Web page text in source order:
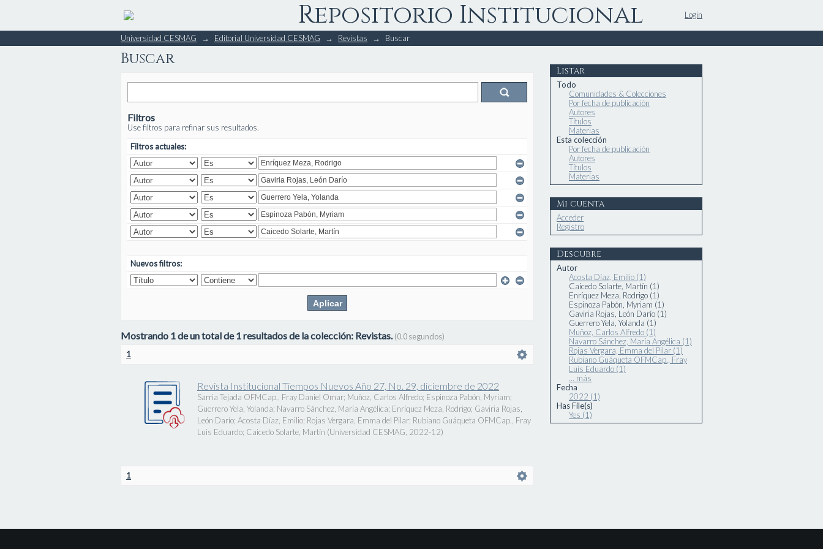
Repositorio Institucional
Buscar
Login
Universidad CESMAG → Editorial Universidad CESMAG → Revistas → Buscar
Buscar
Filtros
Use filtros para refinar sus resultados.
Filtros actuales:
Nuevos filtros:
Mostrando 1 de un total de 1 resultados de la colección: Revistas.(0.0 segundos)
1
Revista Institucional Tiempos Nuevos Año 27, No. 29, diciembre de 2022
Sarria Tejada OFMCap., Fray Daniel Omar; Muñoz, Carlos Alfredo; Espinoza Pabón, Myriam;
Guerrero Yela, Yolanda; Navarro Sánchez, María Angélica; Enríquez Meza, Rodrigo; Gaviria Rojas,
León Darío; Acosta Díaz, Emilio; Rojas Vergara, Emma del Pilar; Rubiano Guáqueta OFMCap., Fray
Luis Eduardo; Caicedo Solarte, Martín (Universidad CESMAG 2022-12)
1
Listar
Todo
Comunidades & Colecciones
Por fecha de publicación
Autores
Títulos
Materias
Esta colección
Por fecha de publicación
Autores
Títulos
Materias
Mi cuenta
Acceder
Registro
Descubre
Autor
Acosta Díaz, Emilio (1)
Caicedo Solarte, Martín (1)
Enríquez Meza, Rodrigo (1)
Espinoza Pabón, Myriam (1)
Gaviria Rojas, León Darío (1)
Guerrero Yela, Yolanda (1)
Muñoz, Carlos Alfredo (1)
Navarro Sánchez, María Angélica (1)
Rojas Vergara, Emma del Pilar (1)
Rubiano Guáqueta OFMCap., Fray
Luis Eduardo (1)
... más
Fecha
2022 (1)
Has File(s)
Yes (1)